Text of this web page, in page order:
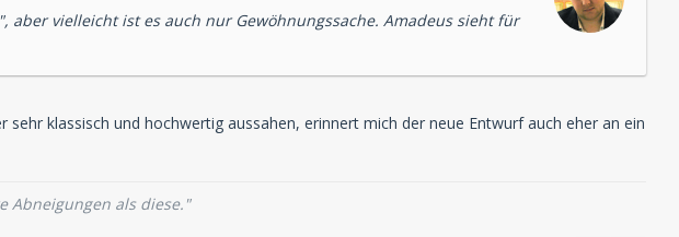
aber vielleicht ist es auch nur Gewöhnungssache. Amadeus sieht für
klassisch und hochwertig aussahen, erinnert mich der neue Entwurf auch eher an ein
Abneigungen als diese."